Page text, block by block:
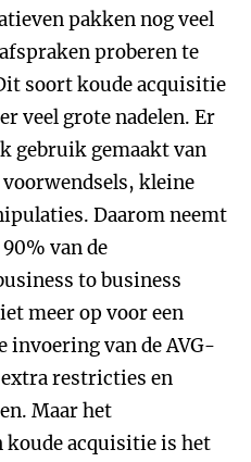
pakken nog veel
proberen te
soort koude acquisitie
veel grote nadelen. Er
gebruik gemaakt van
kleine
Daarom neemt
van de
to business
meer op voor een
invoering van de AVG-
restricties en
Maar het
koude acquisitie is het